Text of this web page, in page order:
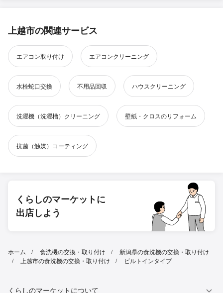
上越市の関連サービス
エアコン取り付け エアコンクリーニング
水栓蛇口交換 不用品回収 ハウスクリーニング
洗濯機（洗濯槽）クリーニング 壁紙・クロスのリフォーム
抗菌（触媒）コーティング
くらしのマーケットに
出店しよう
ホーム 食洗機の交換・取り付け
新潟県の食洗機の交換・取り付け
上越市の食洗機の交換・取り付け
ビルトインタイプ
くらしのマーケットについて